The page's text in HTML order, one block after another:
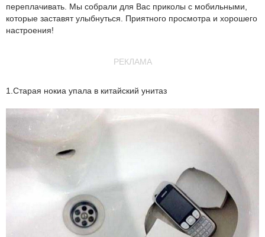
переплачивать. Мы собрали для Вас приколы с мобильными,
которые заставят улыбнуться. Приятного просмотра и хорошего
настроения!
РЕКЛАМА
1.Старая нокиа упала в китайский унитаз